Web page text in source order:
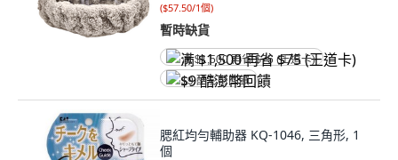
($57.50/1個)
暫時缺貨
满 $1,500 再省 $75 (王道卡)
$9 酷澎幣回饋
腮紅均勻輔助器 KQ-1046, 三角形, 1
個